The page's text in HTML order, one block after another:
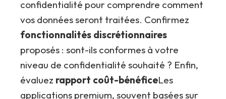
confidentialité pour comprendre comment
vos données seront traitées. Confirmez
fonctionnalités discrétionnaires
proposés : sont-ils conformes à votre
niveau de confidentialité souhaité ? Enfin,
évaluez rapport coût-bénéficeLes
applications premium, souvent basées sur